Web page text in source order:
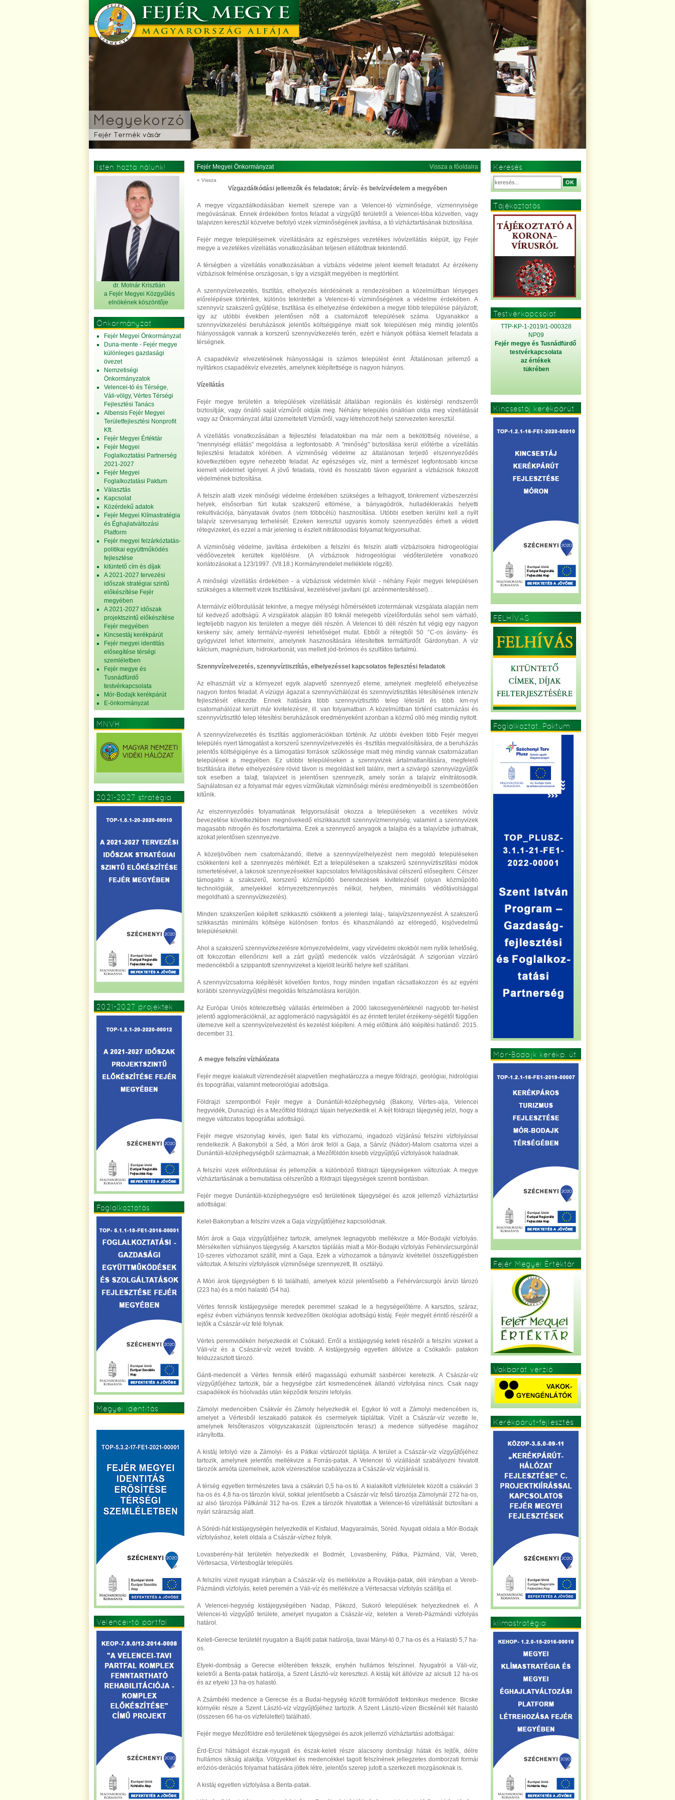
Isten hozta nálunk!
dr. Molnár Krisztián
a Fejér Megyei Közgyűlés
elnökének köszöntője
Önkormányzat
Fejér Megyei Önkormányzat
Duna-mente - Fejér megye
különleges gazdasági
övezet
Nemzetiségi
Önkormányzatok
Velencei-tó és Térsége,
Váli-völgy, Vértes Térségi
Fejlesztési Tanács
Albensis Fejér Megyei
Területfejlesztési Nonprofit
Kft.
Fejér Megyei Értéktár
Fejér Megyei
Foglalkoztatási Partnerség
2021-2027
Fejér Megyei
Foglalkoztatási Paktum
Választás
Kapcsolat
Közérdekű adatok
Fejér Megyei Klímastratégia
és Éghajlatváltozási
Platform
Fejér megyei felzárkóztatás-
politikai együttműködés
fejlesztése
kitüntető cím és díjak
A 2021-2027 tervezési
időszak stratégiai szintű
előkészítése Fejér
megyében
A 2021-2027 időszak
projektszintű előkészítése
Fejér megyében
Kincsestáj kerékpárút
Fejér megyei identitás
elősegítése térségi
szemléletben
Fejér megye és
Tusnádfürdő
testvérkapcsolata
Mór-Bodajk kerékpárút
E-önkormányzat
MNVH
2021-2027 stratégia
2021-2027 projektek
Foglalkoztatás
Megyei identitás
Velencei-tó partfal
Fejér Megyei Önkormányzat Vissza a főoldalra
« Vissza
Vízgazdálkódási jellemzők és feladatok; árvíz- és belvízvédelem a megyében
A megye vízgazdálkodásában kiemelt szerepe van a Velencei-tó vízminősége, vízmennyisége
megóvásának. Ennek érdekében fontos feladat a vízgyűjtő területről a Velencei-tóba közvetlen, vagy
talajvizen keresztül közvetve befolyó vizek vízminőségének javítása, a tó vízháztartásának biztosítása.
Fejér megye településeinek vízellátására az egészséges vezetékes ivóvízellátás kiépült, így Fejér
megye a vezetékes vízellátás vonatkozásában teljesen ellátottnak tekintendő.
A térségben a vízellátás vonatkozásában a vízbázis védelme jelent kiemelt feladatot. Az érzékeny
vízbázisok felmérése országosan, s így a vizsgált megyében is megtörtént.
A szennyvízelvezetés, tisztítás, elhelyezés kérdésének a rendezésében a közelmúltban lényeges
előrelépések történtek, különös tekintettel a Velencei-tó vízminőségének a védelme érdekében. A
szennyvíz szakszerű gyűjtése, tisztítása és elhelyezése érdekében a megye több települése pályázott,
így az utóbbi években jelentősen nőtt a csatornázott települések száma. Ugyanakkor a
szennyvízkezelési beruházások jelentős költségigénye miatt sok településen még mindig jelentős
hiányosságok vannak a korszerű szennyvízkezelés terén, ezért e hiányok pótlása kiemelt feladata a
térségnek.
A csapadékvíz elvezetésének hiányosságai is számos települést érint. Általánosan jellemző a
nyíltárkos csapadékvíz elvezetés, amelynek kiépítettsége is nagyon hiányos.
Vízellátás
Fejér megye területén a települések vízellátását általában regionális és kistérségi rendszerről
biztosítják, vagy önálló saját vízműről oldják meg. Néhány település önállóan oldja meg vízellátását
vagy az Önkormányzat által üzemeltetett Vízműről, vagy létrehozott helyi szervezeten keresztül.
A vízellátás vonatkozásában a fejlesztési feladatokban ma már nem a bekötöttség növelése, a
"mennyiségi ellátás" megoldása a legfontosabb. A "minőség" biztosítása kerül előtérbe a vízellátás
fejlesztési feladatok körében. A vízminőség védelme az általánosan terjedő elszennyeződés
következtében egyre nehezebb feladat. Az egészséges víz, mint a természet legfontosabb kincse
kiemelt védelmet igényel. A jövő feladata, rövid és hosszabb távon egyaránt a vízbázisok fokozott
védelmének biztosítása.
A felszín alatti vizek minőségi védelme érdekében szükséges a felhagyott, tönkrement vízbeszerzési
helyek, elsősorban fúrt kutak szakszerű eltömése, a bányagödrök, hulladéklerakás helyetti
rekultivációja, bányatavak óvatos (nem többcélú) hasznosítása. Utóbbi esetben kerülni kell a nyílt
talajvíz szervesanyag terhelését. Ezeken keresztül ugyanis komoly szennyeződés érheti a védett
rétegvizeket, és ezzel a már jelenleg is észlelt nitrátosodási folyamat felgyorsulhat.
A vízminőség védelme, javítása érdekében a felszíni és felszín alatti vízbázisokra hidrogeológiai
védőövezetek kerültek kijelölésre. (A vízbázisok hidrogeológiai védőterületére vonatkozó
korlátozásokat a 123/1997. (VII.18.) Kormányrendelet melléklete rögzíti).
A minőségi vízellátás érdekében - a vízbázisok védelmén kívül - néhány Fejér megyei településen
szükséges a kitermelt vizek tisztításával, kezelésével javítani (pl. arzénmentesítéssel). .
A termálvíz előfordulását tekintve, a megye mélységi hőmérsékleti izotermáinak vizsgálata alapján nem
túl kedvező adottságú. A vizsgálatok alapján 80 foknál melegebb vízelőfordulás sehol sem várható,
legfeljebb nagyon kis területen a megye déli részén. A Velencei tó déli részén fut végig egy nagyon
keskeny sáv, amely termálvíz-nyerési lehetőséget mutat. Ebből a rétegből 50 °C-os ásvány- és
gyógyvizet lehet kitermelni, amelynek hasznosítására létesítettek termálfürdőt Gárdonyban. A víz
kálcium, magnézium, hidrokarbonát, vas mellett jód-brómos és szulfátos tartalmú.
Szennyvízelvezetés, szennyvíztisztítás, elhelyezéssel kapcsolatos fejlesztési feladatok
Az elhasznált víz a környezet egyik alapvető szennyező eleme, amelynek megfelelő elhelyezése
nagyon fontos feladat. A vízügyi ágazat a szennyvízhálózat és szennyvíztisztítás létesítésének intenzív
fejlesztését elkezdte. Ennek hatására több szennyvíztisztító telep létesült és több km-nyi
csatornahálózat került már kivitelezésre, ill. van folyamatban. A közelmúltban történt csatornázási és
szennyvíztisztító telep létesítési beruházások eredményeként azonban a közmű olló még mindig nyitott.
A szennyvízelvezetés és tisztítás agglomerációkban történik. Az utóbbi években több Fejér megyei
település nyert támogatást a korszerű szennyvízelvezetés és -tisztítás megvalósítására, de a beruházás
jelentős költségigénye és a támogatási források szűkössége miatt még mindig vannak csatornázatlan
települések a megyében. Ez utóbbi településeken a szennyvizek ártalmatlanítására, megfelelő
tisztítására illetve elhelyezésére rövid távon is megoldást kell találni, mert a szivárgó szennyvízgyűjtők
sok esetben a talajt, talajvizet is jelentősen szennyezik, amely során a talajvíz elnitrátosodik.
Sajnálatosan ez a folyamat már egyes vízműkutak vízminőségi mérési eredményeiből is szembeötlően
kitűnik.
Az elszennyeződés folyamatának felgyorsulását okozza a településeken a vezetékes ivóvíz
bevezetése következtében megnövekedő elszikkasztott szennyvízmennyiség, valamint a szennyvizek
magasabb nitrogén és foszfortartalma. Ezek a szennyező anyagok a talajba és a talajvízbe juthatnak,
azokat jelentősen szennyezve.
A közeljövőben nem csatornázandó, illetve a szennyvízelhelyezést nem megoldó településeken
csökkenteni kell a szennyezés mértékét. Ezt a településeken a szakszerű szennyvíztisztítási módok
ismertetésével, a lakosok szennyezésekkel kapcsolatos felvilágosításával célszerű elősegíteni. Célszer
támogatni a szakszerű, korszerű közműpótló berendezések kivitelezését (olyan közműpótló
technológiák, amelyekkel környezetszennyezés nélkül, helyben, minimális védőtávolsággal
megoldható a szennyvízkezelés).
Minden szakszerűen kiépített szikkasztó csökkenti a jelenlegi talaj-, talajvízszennyezést. A szakszerű
szikkasztás minimális költsége különösen fontos és kihasználandó az elöregedő, kisjövedelmű
településeknél.
Ahol a szakszerű szennyvízkezelésre környezetvédelmi, vagy vízvédelmi okokból nem nyílik lehetőség,
ott fokozottan ellenőrizni kell a zárt gyűjtő medencék valós vízzáróságát. A szigorúan vízzáró
medencékből a szippantott szennyvizeket a kijelölt leürítő helyre kell szállítani.
A szennyvízcsatorna kiépítését követően fontos, hogy minden ingatlan rácsatlakozzon és az egyéni
korábbi szennyvízgyűjtési megoldás felszámolásra kerüljön.
Az Európai Uniós kötelezettség vállalás értelmében a 2000 lakosegyenértéknél nagyobb ter-helést
jelentő agglomerációknál, az agglomeráció nagyságától és az érintett terület érzékeny-ségétől függően
ütemezve kell a szennyvízelvezetést és kezelést kiépíteni. A még előttünk álló kiépítési határidő: 2015.
december 31.
A megye felszíni vízhálózata
Fejér megye kialakult vízrendezését alapvetően meghatározza a megye földrajzi, geológiai, hidrológiai
és topográfiai, valamint meteorológiai adottsága.
Földrajzi szempontból Fejér megye a Dunántúli-középhegység (Bakony, Vértes-alja, Velencei
hegyvidék, Dunazúg) és a Mezőföld földrajzi tájain helyezkedik el. A két földrajzi tájegység jelzi, hogy a
megye változatos topográfiai adottságú.
Fejér megye viszonylag kevés, igen fiatal kis vízhozamú, ingadozó vízjárású felszíni vízfolyással
rendelkezik. A Bakonyból a Séd, a Móri árok felöl a Gaja, a Sárvíz (Nádor)-Malom csatorna vizei a
Dunántúli-középhegységből származnak, a Mezőföldön kisebb vízgyűjtőjű vízfolyások haladnak.
A felszíni vizek előfordulásai és jellemzőik a különböző földrajzi tájegységeken változóak. A megye
vízháztartásának a bemutatása célszerűbb a földrajzi tájegységek szerinti bontásban.
Fejér megye Dunántúli-középhegységre eső területének tájegységei és azok jellemző vízháztartási
adottságai:
Kelet-Bakonyban a felszíni vizek a Gaja vízgyűjtőjéhez kapcsolódnak.
Móri árok a Gaja vízgyűjtőjéhez tartozik, amelynek legnagyobb mellékvize a Mór-Bodajki vízfolyás.
Mérsékelten vízhiányos tájegység. A karsztos táplálás miatt a Mór-Bodajki vízfolyás Fehérvárcsurgónál
10-szeres vízhozamot szállít, mint a Gaja. Ezek a vízhozamok a bányavíz kivétellel összefüggésben
változtak. A felszíni vízfolyások vízminősége szennyezett, III. osztályú.
A Móri árok tájegységben 6 tó található, amelyek közül jelentősebb a Fehérvárcsurgói árvízi tározó
(223 ha) és a móri halastó (54 ha).
Vértes fennsík kistájegysége meredek peremmel szakad le a hegységelőtérre. A karsztos, száraz,
egész évben vízhiányos fennsík kedvezőtlen ökológiai adottságú kistáj. Fejér megyét érintő részéről a
lejtők a Császár-víz felé folynak.
Vértes peremvidékén helyezkedik el Csókakő. Erről a kistájegység keleti részéről a felszíni vizeket a
Váli-víz és a Császár-víz vezeti tovább. A kistájegység egyetlen állóvize a Csókakői- patakon
felduzzasztott tározó.
Gánti-medencét a Vértes fennsík eltérő magasságú exhumált sasbércei keretezik. A Császár-víz
vízgyűjtőjéhez tartozik, bár a hegységbe zárt kismedencének állandó vízfolyása nincs. Csak nagy
csapadékok és hóolvadás után képződik felszíni lefolyás.
Zámolyi medencében Csákvár és Zámoly helyezkedik el. Egykor tó volt a Zámolyi medencében is,
amelyet a Vértesből leszakadó patakok és csermelyek tápláltak. Vízét a Császár-víz vezette le,
amelynek felsőteraszos völgyszakaszát (újpleisztocén terasz) a medence süllyedése magához
irányította.
A kistáj lefolyó vize a Zámolyi- és a Pátkai víztározót táplálja. A terület a Császár-víz vízgyűjtőjéhez
tartozik, amelynek jelentős mellékvize a Forrás-patak. A Velencei tó vízállását szabályozni hivatott
tározók amióta üzemelnek, azok vízeresztése szabályozza a Császár-víz vízjárását is.
A térség egyetlen természetes tava a csákvári 0,5 ha-os tó. A kialakított vízfelületek között a csákvári 3
ha-os és 4,8 ha-os tározón kívül, sokkal jelentősebb a Császár-víz felső tározója Zámolynál 272 ha-os,
az alsó tározója Pátkánál 312 ha-os. Ezek a tározók hivatottak a Velencei-tó vízellátását biztosítani a
nyári szárazság alatt.
A Sörédi-hát kistájegységén helyezkedik el Kisfalud, Magyaralmás, Söréd. Nyugati oldala a Mór-Bodajk
vízfolyáshoz, keleti oldala a Császár-vízhez folyik.
Lovasberény-hát területén helyezkedik el Bodmér, Lovasberény, Pátka, Pázmánd, Vál, Vereb,
Vértesacsa, Vértesboglár település.
A felszíni vizeit nyugati irányban a Császár-víz és mellékvize a Rovákja-patak, déli irányban a Vereb-
Pázmándi vízfolyás, keleti peremén a Váli-víz és mellékvize a Vértesacsai vízfolyás szállítja el.
A Velencei-hegység kistájegységében Nadap, Pákozd, Sukoró települések helyezkednek el. A
Velencei-tó vízgyűjtő területe, amelyet nyugaton a Császár-víz, keleten a Vereb-Pázmándi vízfolyás
határol.
Keleti-Gerecse területét nyugaton a Bajóti patak határolja, tavai Mányi-tó 0,7 ha-os és a Halastó 5,7 ha-
os.
Etyeki-dombság a Gerecse előterében fekszik, enyhén hullámos felszínnel. Nyugatról a Váli-víz,
keletről a Benta-patak határolja, a Szent László-víz keresztezi. A kistáj két állóvize az alcsuti 12 ha-os
és az etyeki 13 ha-os halastó.
A Zsámbéki medence a Gerecse és a Budai-hegység között formálódott tektonikus medence. Bicske
környéki része a Szent László-víz vízgyűjtőjéhez tartozik. A Szent László-vízen Bicskénél két halastó
(összesen 66 ha-os vízfelülettel) található.
Fejér megye Mezőföldre eső területének tájegységei és azok jellemző vízháztartási adottságai:
Érd-Ercsi hátságot észak-nyugati és észak-keleti része alacsony dombsági hátak és lejtők, délre
hullámos síkság alakítja. Völgyekkel és medencékkel tagolt felszínének jellegzetes domborzati formái
eróziós-derációs folyamat hatására jöttek létre, jelentős szerep jutott a szerkezeti mozgásoknak is.
A kistáj egyetlen vízfolyása a Benta-patak.
Keresés
OK
Tájékoztatás
Testvérkapcsolat
TTP-KP-1-2019/1-000328
NP09
Fejér megye és Tusnádfürdő
testvérkapcsolata
az értékek
tükrében
Kincsestáj kerékpárút
FELHÍVÁS
Foglalkoztat. Paktum
Mór-Bodajk kerékp. út
Fejér Megyei Értéktár
Vakbarát verzió
Kerékpárút-fejlesztés
klímastratégia